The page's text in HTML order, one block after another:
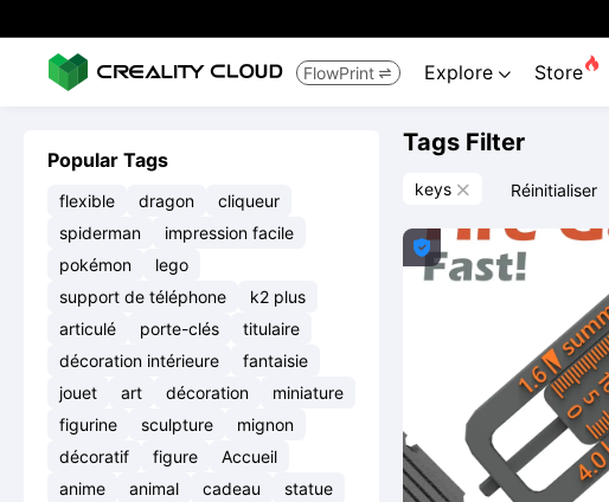
FlowPrint  Explore  Store
Popular Tags
flexible dragon
cliqueur
spiderman
impression facile
pokémon
lego
support de téléphone
k2 plus
articulé
porte-clés
titulaire
décoration intérieure
fantaisie
jouet
art décoration
miniature
figurine
sculpture
mignon
décoratif
figure
Accueil
anime
animal cadeau
statue
Tags Filter
keys  Réinitialiser
